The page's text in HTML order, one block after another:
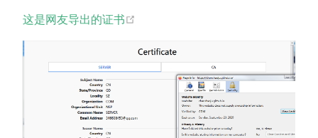
这是网友导出的证书